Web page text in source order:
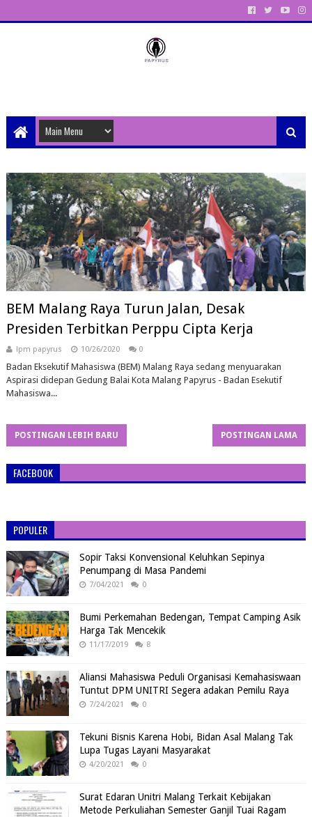
BEM Malang Raya Turun Jalan, Desak
Presiden Terbitkan Perppu Cipta Kerja
lpm papyrus 10/26/2020 0
Badan Eksekutif Mahasiswa (BEM) Malang Raya sedang menyuarakan
Aspirasi didepan Gedung Balai Kota Malang Papyrus - Badan Esekutif
Mahasiswa...
POSTINGAN LEBIH BARU POSTINGAN LAMA
FACEBOOK
POPULER
Sopir Taksi Konvensional Keluhkan Sepinya
Penumpang di Masa Pandemi
7/04/2021 0
Bumi Perkemahan Bedengan, Tempat Camping Asik
Harga Tak Mencekik
11/17/2019 8
Aliansi Mahasiswa Peduli Organisasi Kemahasiswaan
Tuntut DPM UNITRI Segera adakan Pemilu Raya
7/24/2021 0
Tekuni Bisnis Karena Hobi, Bidan Asal Malang Tak
Lupa Tugas Layani Masyarakat
4/20/2021 0
Surat Edaran Unitri Malang Terkait Kebijakan
Metode Perkuliahan Semester Ganjil Tuai Ragam